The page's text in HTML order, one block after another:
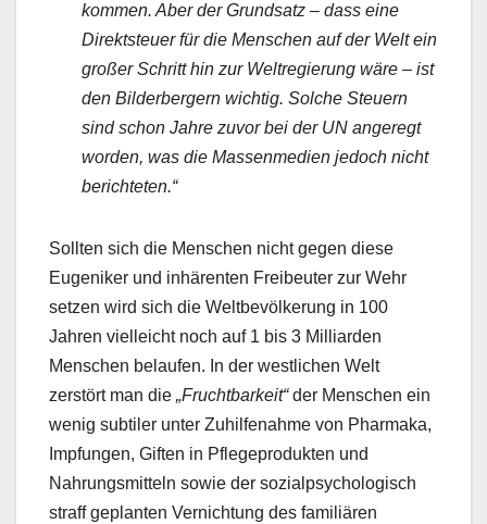
kommen. Aber der Grundsatz – dass eine
Direktsteuer für die Menschen auf der Welt ein
großer Schritt hin zur Weltregierung wäre – ist
den Bilderbergern wichtig. Solche Steuern
sind schon Jahre zuvor bei der UN angeregt
worden, was die Massenmedien jedoch nicht
berichteten.“
Sollten sich die Menschen nicht gegen diese
Eugeniker und inhärenten Freibeuter zur Wehr
setzen wird sich die Weltbevölkerung in 100
Jahren vielleicht noch auf 1 bis 3 Milliarden
Menschen belaufen. In der westlichen Welt
zerstört man die „Fruchtbarkeit“der Menschen ein
wenig subtiler unter Zuhilfenahme von Pharmaka,
Impfungen, Giften in Pflegeprodukten und
Nahrungsmitteln sowie der sozialpsychologisch
straff geplanten Vernichtung des familiären